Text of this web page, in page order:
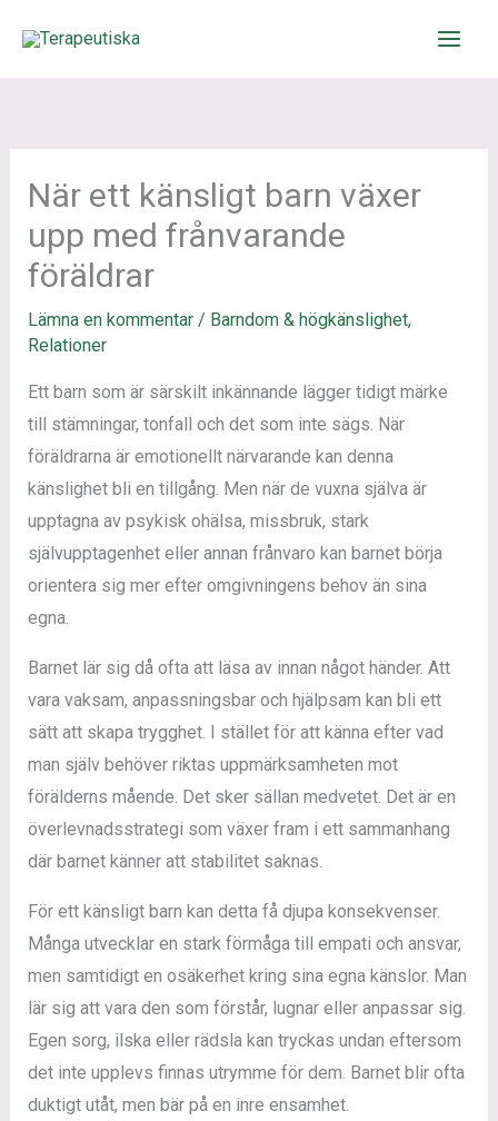
När ett känsligt barn växer
upp med frånvarande
föräldrar
Lämna en kommentar / Barndom & högkänslighet,
Relationer
Ett barn som är särskilt inkännande lägger tidigt märke
till stämningar, tonfall och det som inte sägs. När
föräldrarna är emotionellt närvarande kan denna
känslighet bli en tillgång. Men när de vuxna själva är
upptagna av psykisk ohälsa, missbruk, stark
självupptagenhet eller annan frånvaro kan barnet börja
orientera sig mer efter omgivningens behov än sina
egna.
Barnet lär sig då ofta att läsa av innan något händer. Att
vara vaksam, anpassningsbar och hjälpsam kan bli ett
sätt att skapa trygghet. I stället för att känna efter vad
man själv behöver riktas uppmärksamheten mot
förälderns mående. Det sker sällan medvetet. Det är en
överlevnadsstrategi som växer fram i ett sammanhang
där barnet känner att stabilitet saknas.
För ett känsligt barn kan detta få djupa konsekvenser.
Många utvecklar en stark förmåga till empati och ansvar,
men samtidigt en osäkerhet kring sina egna känslor. Man
lär sig att vara den som förstår, lugnar eller anpassar sig.
Egen sorg, ilska eller rädsla kan tryckas undan eftersom
det inte upplevs finnas utrymme för dem. Barnet blir ofta
duktigt utåt, men bär på en inre ensamhet.